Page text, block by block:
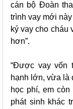
cán bộ Đoàn
trình vay mới
ký vay cho cháu
hơn”.
“Được vay vốn
hạnh lớn, vừa là
học phí, em
phát sinh khác